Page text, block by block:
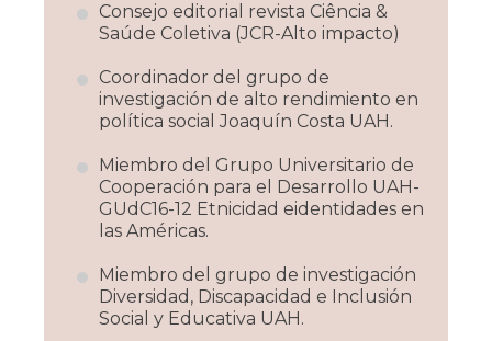
Consejo editorial revista Ciência &
Saúde Coletiva (JCR-Alto impacto)
Coordinador del grupo de
investigación de alto rendimiento en
política social Joaquín Costa UAH.
Miembro del Grupo Universitario de
Cooperación para el Desarrollo UAH-
GUdC16-12 Etnicidad eidentidades en
las Américas.
Miembro del grupo de investigación
Diversidad, Discapacidad e Inclusión
Social y Educativa UAH.